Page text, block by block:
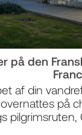
på den
af din
på
pilgrimsruten,